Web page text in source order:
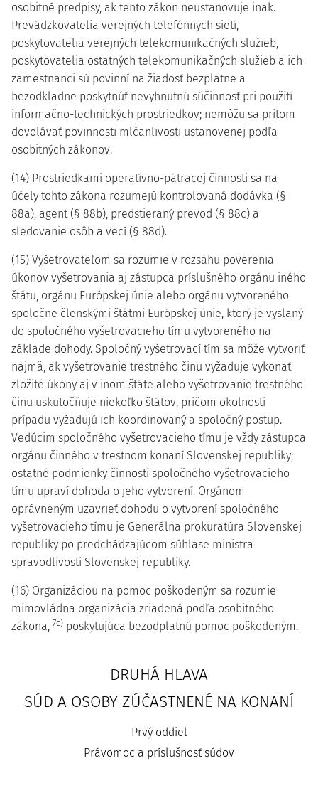
osobitné predpisy, ak tento zákon neustanovuje inak.
Prevádzkovatelia verejných telefónnych sietí,
poskytovatelia verejných telekomunikačných služieb,
poskytovatelia ostatných telekomunikačných služieb a ich
zamestnanci sú povinní na žiadosť bezplatne a
bezodkladne poskytnúť nevyhnutnú súčinnosť pri použití
informačno-technických prostriedkov; nemôžu sa pritom
dovolávať povinnosti mlčanlivosti ustanovenej podľa
osobitných zákonov.
(14) Prostriedkami operatívno-pátracej činnosti sa na
účely tohto zákona rozumejú kontrolovaná dodávka (§
88a), agent (§ 88b), predstieraný prevod (§ 88c) a
sledovanie osôb a vecí (§ 88d).
(15) Vyšetrovateľom sa rozumie v rozsahu poverenia
úkonov vyšetrovania aj zástupca príslušného orgánu iného
štátu, orgánu Európskej únie alebo orgánu vytvoreného
spoločne členskými štátmi Európskej únie, ktorý je vyslaný
do spoločného vyšetrovacieho tímu vytvoreného na
základe dohody. Spoločný vyšetrovací tím sa môže vytvoriť
najmä, ak vyšetrovanie trestného činu vyžaduje vykonať
zložité úkony aj v inom štáte alebo vyšetrovanie trestného
činu uskutočňuje niekoľko štátov, pričom okolnosti
prípadu vyžadujú ich koordinovaný a spoločný postup.
Vedúcim spoločného vyšetrovacieho tímu je vždy zástupca
orgánu činného v trestnom konaní Slovenskej republiky;
ostatné podmienky činnosti spoločného vyšetrovacieho
tímu upraví dohoda o jeho vytvorení. Orgánom
oprávneným uzavrieť dohodu o vytvorení spoločného
vyšetrovacieho tímu je Generálna prokuratúra Slovenskej
republiky po predchádzajúcom súhlase ministra
spravodlivosti Slovenskej republiky.
(16) Organizáciou na pomoc poškodeným sa rozumie
mimovládna organizácia zriadená podľa osobitného
zákona, 7c) poskytujúca bezodplatnú pomoc poškodeným.
DRUHÁ HLAVA
SÚD A OSOBY ZÚČASTNENÉ NA KONANÍ
Prvý oddiel
Právomoc a príslušnosť súdov